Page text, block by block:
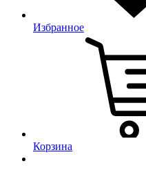
Избранное
Корзина